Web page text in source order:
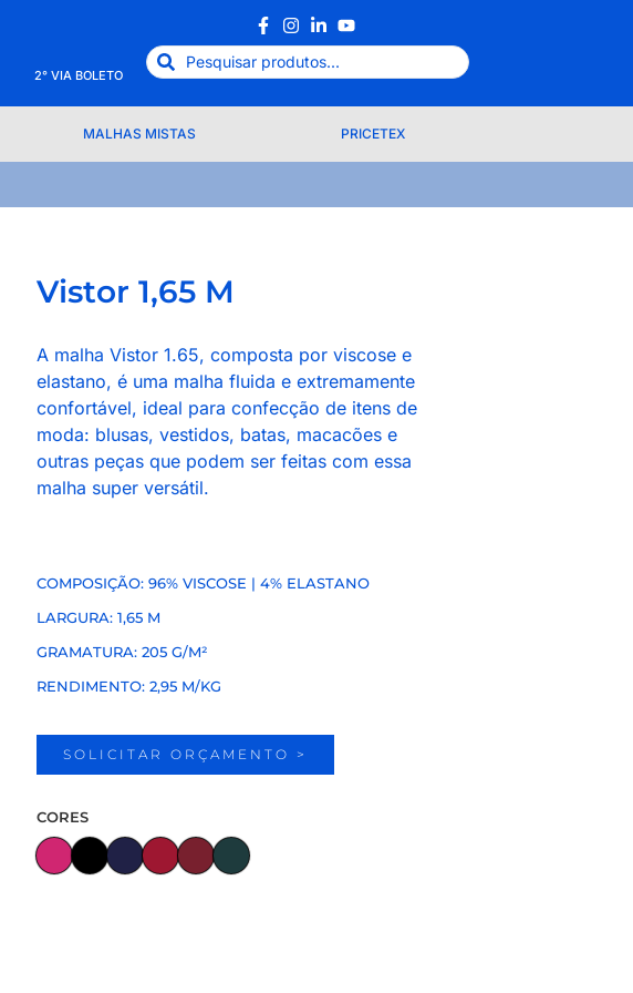
2° VIA BOLETO
MALHAS MISTAS PRICETEX
Vistor 1,65 M
A malha Vistor 1.65, composta por viscose e
elastano, é uma malha fluida e extremamente
confortável, ideal para confecção de itens de
moda: blusas, vestidos, batas, macacões e
outras peças que podem ser feitas com essa
malha super versátil.
COMPOSIÇÃO: 96% VISCOSE | 4% ELASTANO
LARGURA: 1,65 M
GRAMATURA: 205 G/M²
RENDIMENTO: 2,95 M/KG
SOLICITAR ORÇAMENTO >
CORES